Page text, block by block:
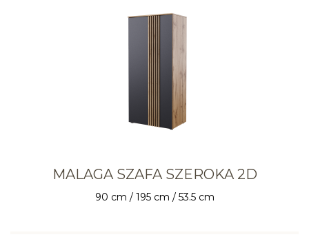
MALAGA SZAFA SZEROKA 2D
90 cm / 195 cm / 53.5 cm